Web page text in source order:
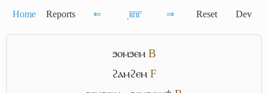
Home Reports ⇐ ͵ⲃ̅ⲡ̅ⲅ̅ ⇒ Reset Dev
ϧⲟⲙϧⲉⲙ B
ϩⲁⲙϩⲉⲙ F